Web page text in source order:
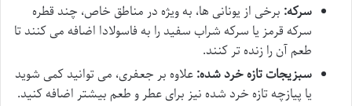
سرکه: برخی از یونانی ها، به ویژه در مناطق خاص، چند قطره
سرکه قرمز یا سرکه شراب سفید را به فاسولادا اضافه می کنند تا
طعم آن را زنده تر کنند.
سبزیجات تازه خرد شده:علاوه بر جعفری، می توانید کمی شوید
یا پیازچه تازه خرد شده نیز برای عطر و طعم بیشتر اضافه کنید.